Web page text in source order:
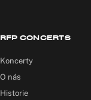
RFP CONCERTS
Koncerty
O nás
Historie